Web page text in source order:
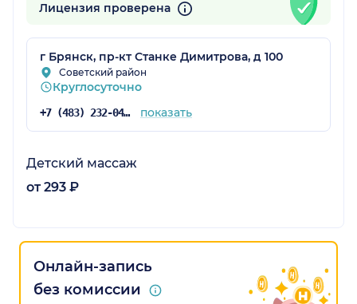
Лицензия проверена
г Брянск, пр-кт Станке Димитрова, д 100
Советский район
Круглосуточно
+7 (483) 232-04-03 показать
Детский массаж
от 293 ₽
Онлайн-запись
без комиссии